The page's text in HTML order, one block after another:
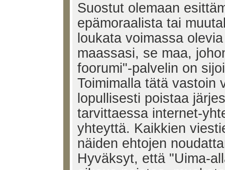
Suostut olemaan
epämoraalista tai
loukata voimassa
maassasi, se maa,
foorumi"-palvelin on
Toimimalla tätä vastoin
lopullisesti poistaa
tarvittaessa internet-
yhteyttä. Kaikkien
näiden ehtojen
Hyväksyt, että "Uima-